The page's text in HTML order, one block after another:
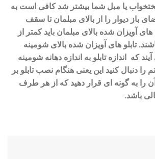
تختخواب یا مبل شما بیشتر شد کافی است به
دیوار را از بالای مبلمان تا سقف
های آویزان شده بالای مبلمان باید کمتر از
تابلو های آویزان شده بالای شومینه
که اندازه تابلو به اندازه دهانه شومینه
دنبال کنید این یعنی هنگام نصب تابلو بر
را به گونه ای قرار دهید که از هر طرف
باشد.